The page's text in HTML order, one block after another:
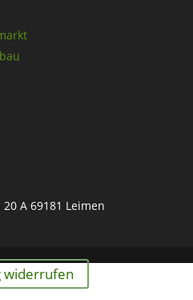
A 69181 Leimen
widerrufen